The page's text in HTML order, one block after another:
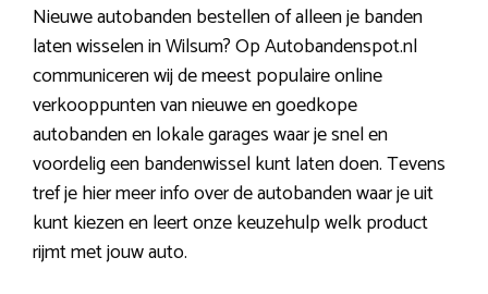
Nieuwe autobanden bestellen of alleen je banden
laten wisselen in Wilsum? Op Autobandenspot.nl
communiceren wij de meest populaire online
verkooppunten van nieuwe en goedkope
autobanden en lokale garages waar je snel en
voordelig een bandenwissel kunt laten doen. Tevens
tref je hier meer info over de autobanden waar je uit
kunt kiezen en leert onze keuzehulp welk product
rijmt met jouw auto.